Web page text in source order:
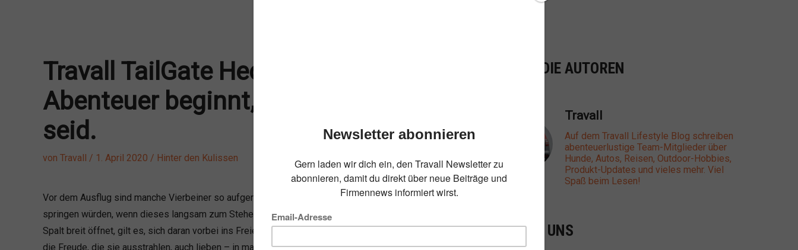
Travall TailGate Heckgitter: Das
Abenteuer beginnt, wenn ihr bereit
seid.
von Travall / 1. April 2020 / Hinter den Kulissen
Vor dem Ausflug sind manche Vierbeiner so aufgeregt, dass sie am liebsten schon aus dem Auto
springen würden, wenn dieses langsam zum Stehen kommt. Sobald sich die Heckklappe auch nur einen
Spalt breit öffnet, gilt es, sich daran vorbei ins Freie zu zwängen. Aber so sehr wir unsere Hunde für
die Freude, die sie ausstrahlen, auch lieben – in manchen Situationen kann ein ungeregelter Ausstieg
ÜBER DIE AUTOREN
Travall
Auf dem Travall Lifestyle Blog schreiben
abenteuerlustige Team-Mitglieder über
Hunde, Autos, Reisen, Outdoor-Hobbies,
Produkt-Updates und vieles mehr. Viel
Spaß beim Lesen!
FOLGE UNS